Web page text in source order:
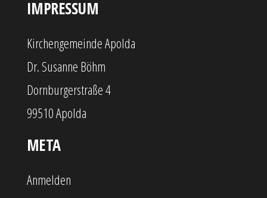
IMPRESSUM
Kirchengemeinde Apolda
Dr. Susanne Böhm
Dornburgerstraße 4
99510 Apolda
META
Anmelden